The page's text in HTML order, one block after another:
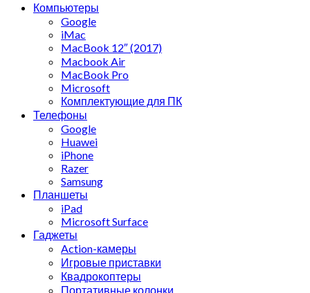
Компьютеры
Google
iMac
MacBook 12″ (2017)
Macbook Air
MacBook Pro
Microsoft
Комплектующие для ПК
Телефоны
Google
Huawei
iPhone
Razer
Samsung
Планшеты
iPad
Microsoft Surface
Гаджеты
Action-камеры
Игровые приставки
Квадрокоптеры
Портативные колонки